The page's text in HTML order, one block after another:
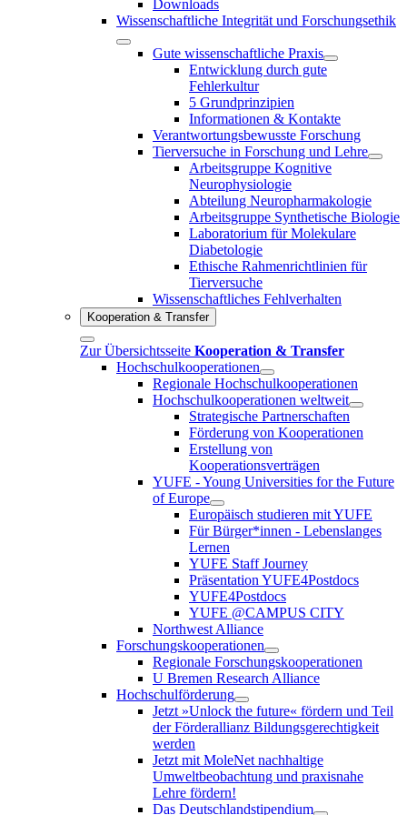
Downloads
Wissenschaftliche Integrität und Forschungsethik
Gute wissenschaftliche Praxis
Entwicklung durch gute
Fehlerkultur
5 Grundprinzipien
Informationen & Kontakte
Verantwortungsbewusste Forschung
Tierversuche in Forschung und Lehre
Arbeitsgruppe Kognitive
Neurophysiologie
Abteilung Neuropharmakologie
Arbeitsgruppe Synthetische Biologie
Laboratorium für Molekulare
Diabetologie
Ethische Rahmenrichtlinien für
Tierversuche
Wissenschaftliches Fehlverhalten
Kooperation & Transfer
Zur Übersichtsseite Kooperation & Transfer
Hochschulkooperationen
Regionale Hochschulkooperationen
Hochschulkooperationen weltweit
Strategische Partnerschaften
Förderung von Kooperationen
Erstellung von
Kooperationsverträgen
YUFE - Young Universities for the Future
of Europe
Europäisch studieren mit YUFE
Für Bürger*innen - Lebenslanges
Lernen
YUFE Staff Journey
Präsentation YUFE4Postdocs
YUFE4Postdocs
YUFE @CAMPUS CITY
Northwest Alliance
Forschungskooperationen
Regionale Forschungskooperationen
U Bremen Research Alliance
Hochschulförderung
Jetzt »Unlock the future« fördern und Teil
der Förderallianz Bildungsgerechtigkeit
werden
Jetzt mit MoleNet nachhaltige
Umweltbeobachtung und praxisnahe
Lehre fördern!
Das Deutschlandstipendium